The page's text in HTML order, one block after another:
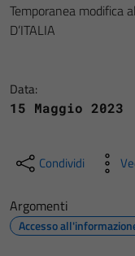
Temporanea modifica
D’ITALIA
Data:
15 Maggio 2023
Condividi
Argomenti
Accesso